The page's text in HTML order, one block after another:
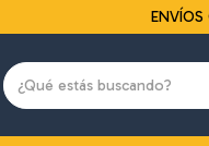
ENVÍOS